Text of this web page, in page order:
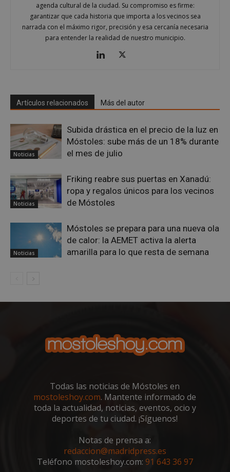
agenda cultural de la ciudad. Su compromiso es firme:
garantizar que cada historia que importa a los vecinos sea
narrada con el máximo rigor, precisión y esa cercanía necesaria
para entender la realidad de nuestro municipio.
Artículos relacionados Más del autor
Noticias
Subida drástica en el precio de la luz en
Móstoles: sube más de un 18% durante
el mes de julio
Noticias
Friking reabre sus puertas en Xanadú:
ropa y regalos únicos para los vecinos
de Móstoles
Noticias
Móstoles se prepara para una nueva ola
de calor: la AEMET activa la alerta
amarilla para lo que resta de semana
Todas las noticias de Móstoles en
mostoleshoy.com. Mantente informado de
toda la actualidad, noticias, eventos, ocio y
deportes de tu ciudad. ¡Síguenos!
Notas de prensa a:
redaccion@madridpress.es
Teléfono mostoleshoy.com: 91 643 36 97
Las cookies estrictamente necesarias permiten la
funcionalidad principal del sitio web, como el
inicio de sesión de usuario y la gestión de cuentas.
El sitio web no se puede utilizar correctamente sin
www.google.com
CookieScriptConsent
CookieScript
mostoleshoy.com